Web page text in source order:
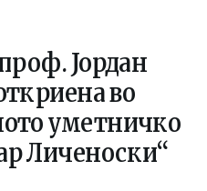
Јордан
во
уметничко
Личеноски“